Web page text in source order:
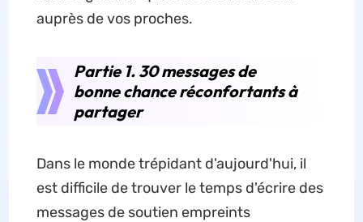
auprès de vos proches.
Partie 1. 30 messages de
bonne chance réconfortants à
partager
Dans le monde trépidant d'aujourd'hui, il
est difficile de trouver le temps d'écrire des
messages de soutien empreints